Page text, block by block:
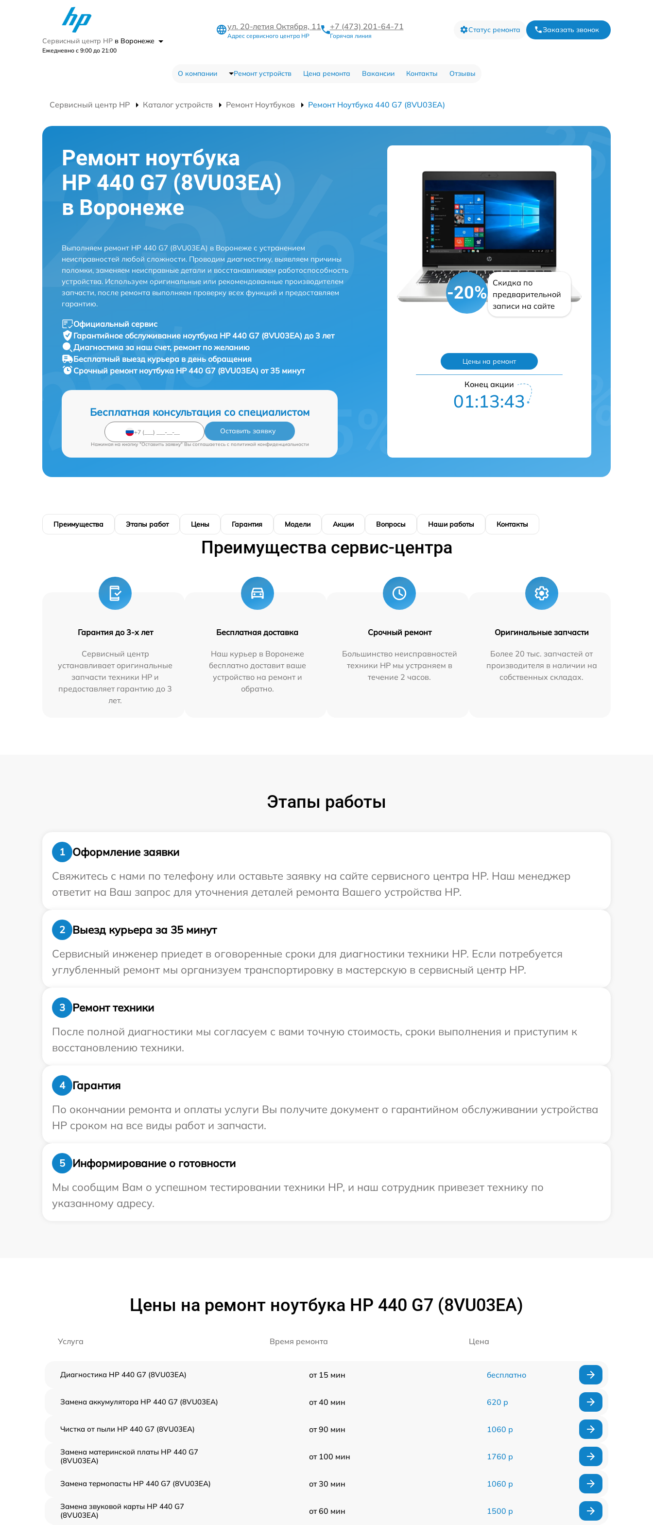
Сервисный центр HP в Воронеже
Ежедневно с 9:00 до 21:00
ул. 20-летия Октября, 11
Адрес сервисного центра HP
+7 (473) 201-64-71
Горячая линия
Статус ремонта Заказать звонок
О компании Ремонт устройств Цена ремонта Вакансии Контакты Отзывы
Сервисный центр HP Каталог устройств Ремонт Ноутбуков Ремонт Ноутбука 440 G7 (8VU03EA)
Ремонт ноутбука
HP 440 G7 (8VU03EA)
в Воронеже
Выполняем ремонт HP 440 G7 (8VU03EA) в Воронеже с устранением
неисправностей любой сложности. Проводим диагностику, выявляем причины
поломки, заменяем неисправные детали и восстанавливаем работоспособность
устройства. Используем оригинальные или рекомендованные производителем
запчасти, после ремонта выполняем проверку всех функций и предоставляем
гарантию.
Официальный сервис
Гарантийное обслуживание ноутбука HP 440 G7 (8VU03EA) до 3 лет
Диагностика за наш счет, ремонт по желанию
Бесплатный выезд курьера в день обращения
Срочный ремонт ноутбука HP 440 G7 (8VU03EA) от 35 минут
Бесплатная консультация со специалистом
Оставить заявку
Нажимая на кнопку "Оставить заявку" Вы соглашаетесь c политикой конфиденциальности
-20%
Скидка по
предварительной
записи на сайте
Цены на ремонт
Конец акции
01:13:42
Преимущества Этапы работ Цены Гарантия Модели Акции Вопросы Наши работы Контакты
Преимущества сервис-центра
Гарантия до 3-х лет
Сервисный центр
устанавливает оригинальные
запчасти техники HP и
предоставляет гарантию до 3
лет.
Бесплатная доставка
Наш курьер в Воронеже
бесплатно доставит ваше
устройство на ремонт и
обратно.
Срочный ремонт
Большинство неисправностей
техники HP мы устраняем в
течение 2 часов.
Оригинальные запчасти
Более 20 тыс. запчастей от
производителя в наличии на
собственных складах.
Этапы работы
1
Оформление заявки
Свяжитесь с нами по телефону или оставьте заявку на сайте сервисного центра HP. Наш менеджер
ответит на Ваш запрос для уточнения деталей ремонта Вашего устройства HP.
2
Выезд курьера за 35 минут
Сервисный инженер приедет в оговоренные сроки для диагностики техники HP. Если потребуется
углубленный ремонт мы организуем транспортировку в мастерскую в сервисный центр HP.
3
Ремонт техники
После полной диагностики мы согласуем с вами точную стоимость, сроки выполнения и приступим к
восстановлению техники.
4
Гарантия
По окончании ремонта и оплаты услуги Вы получите документ о гарантийном обслуживании устройства
HP сроком на все виды работ и запчасти.
5
Информирование о готовности
Мы сообщим Вам о успешном тестировании техники HP, и наш сотрудник привезет технику по
указанному адресу.
Цены на ремонт ноутбука HP 440 G7 (8VU03EA)
Услуга Время ремонта Цена
Диагностика HP 440 G7 (8VU03EA) от 15 мин бесплатно
Замена аккумулятора HP 440 G7 (8VU03EA) от 40 мин 620 р
Чистка от пыли HP 440 G7 (8VU03EA) от 90 мин 1060 р
Замена материнской платы HP 440 G7
(8VU03EA)
от 100 мин 1760 р
Замена термопасты HP 440 G7 (8VU03EA) от 30 мин 1060 р
Замена звуковой карты HP 440 G7
(8VU03EA)
от 60 мин 1500 р